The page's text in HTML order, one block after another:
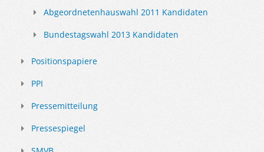
Abgeordnetenhauswahl 2011 Kandidaten
Bundestagswahl 2013 Kandidaten
Positionspapiere
PPI
Pressemitteilung
Pressespiegel